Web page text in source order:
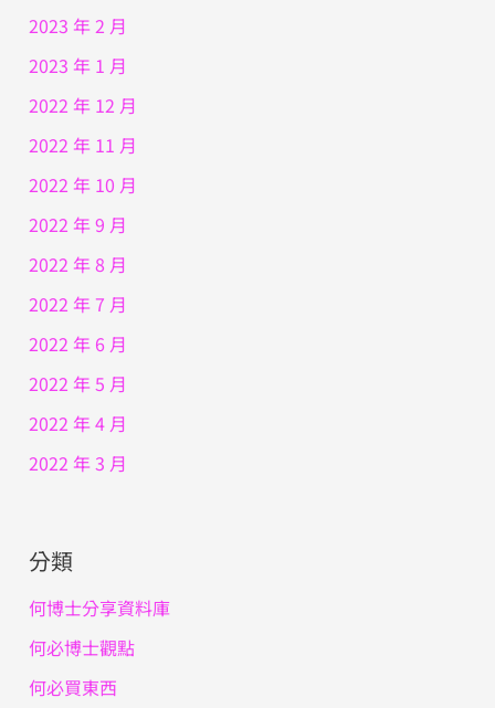
2023 年 2 月
2023 年 1 月
2022 年 12 月
2022 年 11 月
2022 年 10 月
2022 年 9 月
2022 年 8 月
2022 年 7 月
2022 年 6 月
2022 年 5 月
2022 年 4 月
2022 年 3 月
分類
何博士分享資料庫
何必博士觀點
何必買東西